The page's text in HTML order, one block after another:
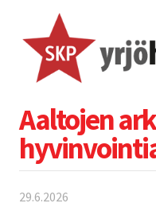
Aaltojen
29.6.2026